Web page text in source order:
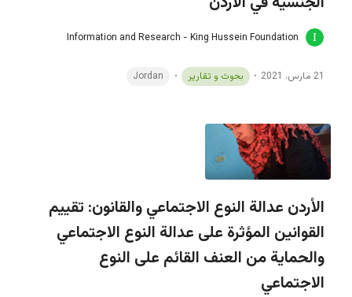
Information and Research - King Hussein Foundation
21 مارس، 2021 بحوث و تقارير Jordan
الأردن عدالة النوع الاجتماعي والقانون: تقييم
القوانين المؤثرة على عدالة النوع الاجتماعي
والحماية من العنف القائم على النوع
الاجتماعي